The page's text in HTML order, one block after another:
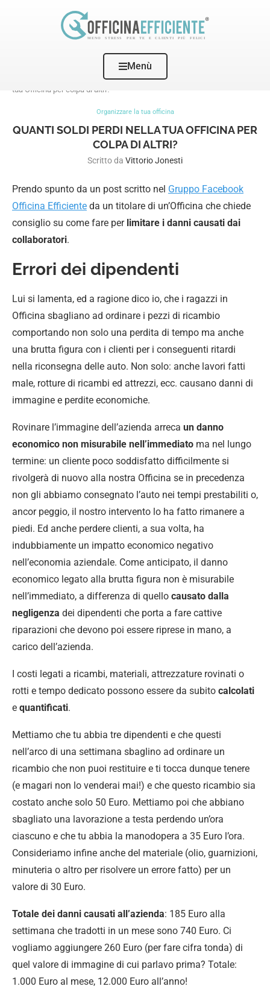
Menù
Organizzare la tua officina
tua Officina per colpa di altri?
Organizzare la tua officina
QUANTI SOLDI PERDI NELLA TUA OFFICINA PER
COLPA DI ALTRI?
Scritto da Vittorio Jonesti
Prendo spunto da un post scritto nel Gruppo Facebook
Officina Efficiente da un titolare di un’Officina che chiede
consiglio su come fare per limitare i danni causati dai
collaboratori.
Errori dei dipendenti
Lui si lamenta, ed a ragione dico io, che i ragazzi in
Officina sbagliano ad ordinare i pezzi di ricambio
comportando non solo una perdita di tempo ma anche
una brutta figura con i clienti per i conseguenti ritardi
nella riconsegna delle auto. Non solo: anche lavori fatti
male, rotture di ricambi ed attrezzi, ecc. causano danni di
immagine e perdite economiche.
Rovinare l’immagine dell’azienda arreca un danno
economico non misurabile nell’immediato ma nel lungo
termine: un cliente poco soddisfatto difficilmente si
rivolgerà di nuovo alla nostra Officina se in precedenza
non gli abbiamo consegnato l’auto nei tempi prestabiliti o,
ancor peggio, il nostro intervento lo ha fatto rimanere a
piedi. Ed anche perdere clienti, a sua volta, ha
indubbiamente un impatto economico negativo
nell’economia aziendale. Come anticipato, il danno
economico legato alla brutta figura non è misurabile
nell’immediato, a differenza di quello causato dalla
negligenza dei dipendenti che porta a fare cattive
riparazioni che devono poi essere riprese in mano, a
carico dell’azienda.
I costi legati a ricambi, materiali, attrezzature rovinati o
rotti e tempo dedicato possono essere da subito calcolati
e quantificati.
Mettiamo che tu abbia tre dipendenti e che questi
nell’arco di una settimana sbaglino ad ordinare un
ricambio che non puoi restituire e ti tocca dunque tenere
(e magari non lo venderai mai!) e che questo ricambio sia
costato anche solo 50 Euro. Mettiamo poi che abbiano
sbagliato una lavorazione a testa perdendo un’ora
ciascuno e che tu abbia la manodopera a 35 Euro l’ora.
Consideriamo infine anche del materiale (olio, guarnizioni,
minuteria o altro per risolvere un errore fatto) per un
valore di 30 Euro.
Totale dei danni causati all’azienda: 185 Euro alla
settimana che tradotti in un mese sono 740 Euro. Ci
vogliamo aggiungere 260 Euro (per fare cifra tonda) di
quel valore di immagine di cui parlavo prima? Totale:
1.000 Euro al mese, 12.000 Euro all’anno!